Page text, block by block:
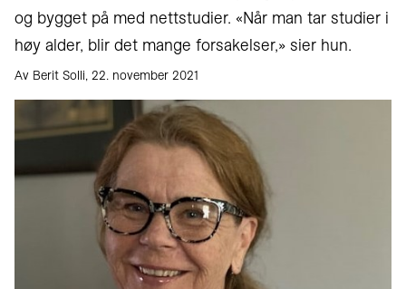
og bygget på med nettstudier. «Når man tar studier i
høy alder, blir det mange forsakelser,» sier hun.
Av Berit Solli, 22. november 2021